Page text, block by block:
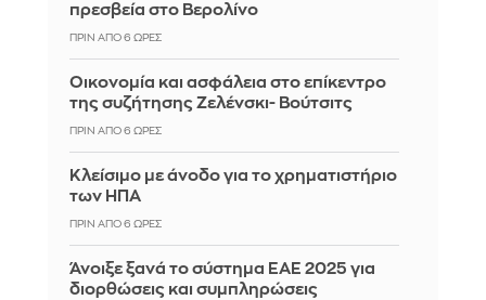
πρεσβεία στο Βερολίνο
ΠΡΙΝ ΑΠΌ 6 ΏΡΕΣ
Οικονομία και ασφάλεια στο επίκεντρο
της συζήτησης Ζελένσκι- Βούτσιτς
ΠΡΙΝ ΑΠΌ 6 ΏΡΕΣ
Κλείσιμο με άνοδο για το χρηματιστήριο
των ΗΠΑ
ΠΡΙΝ ΑΠΌ 6 ΏΡΕΣ
Άνοιξε ξανά το σύστημα ΕΑΕ 2025 για
διορθώσεις και συμπληρώσεις